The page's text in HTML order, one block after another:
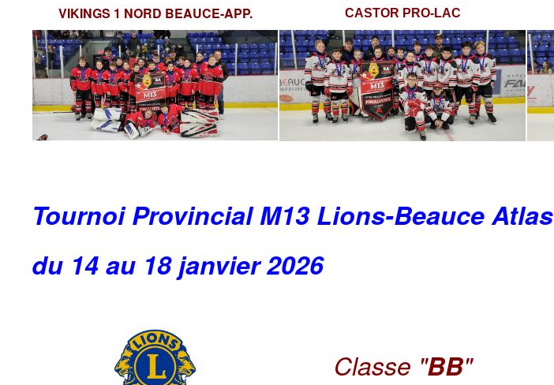
VIKINGS 1 NORD BEAUCE-APP.
CASTOR PRO-LAC
Tournoi Provincial M13 Lions-Beauce Atlas
du 14 au 18 janvier 2026
Classe "BB"